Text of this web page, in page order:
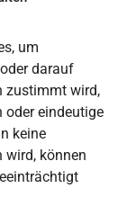
um
darauf
zustimmt wird,
oder eindeutige
keine
wird, können